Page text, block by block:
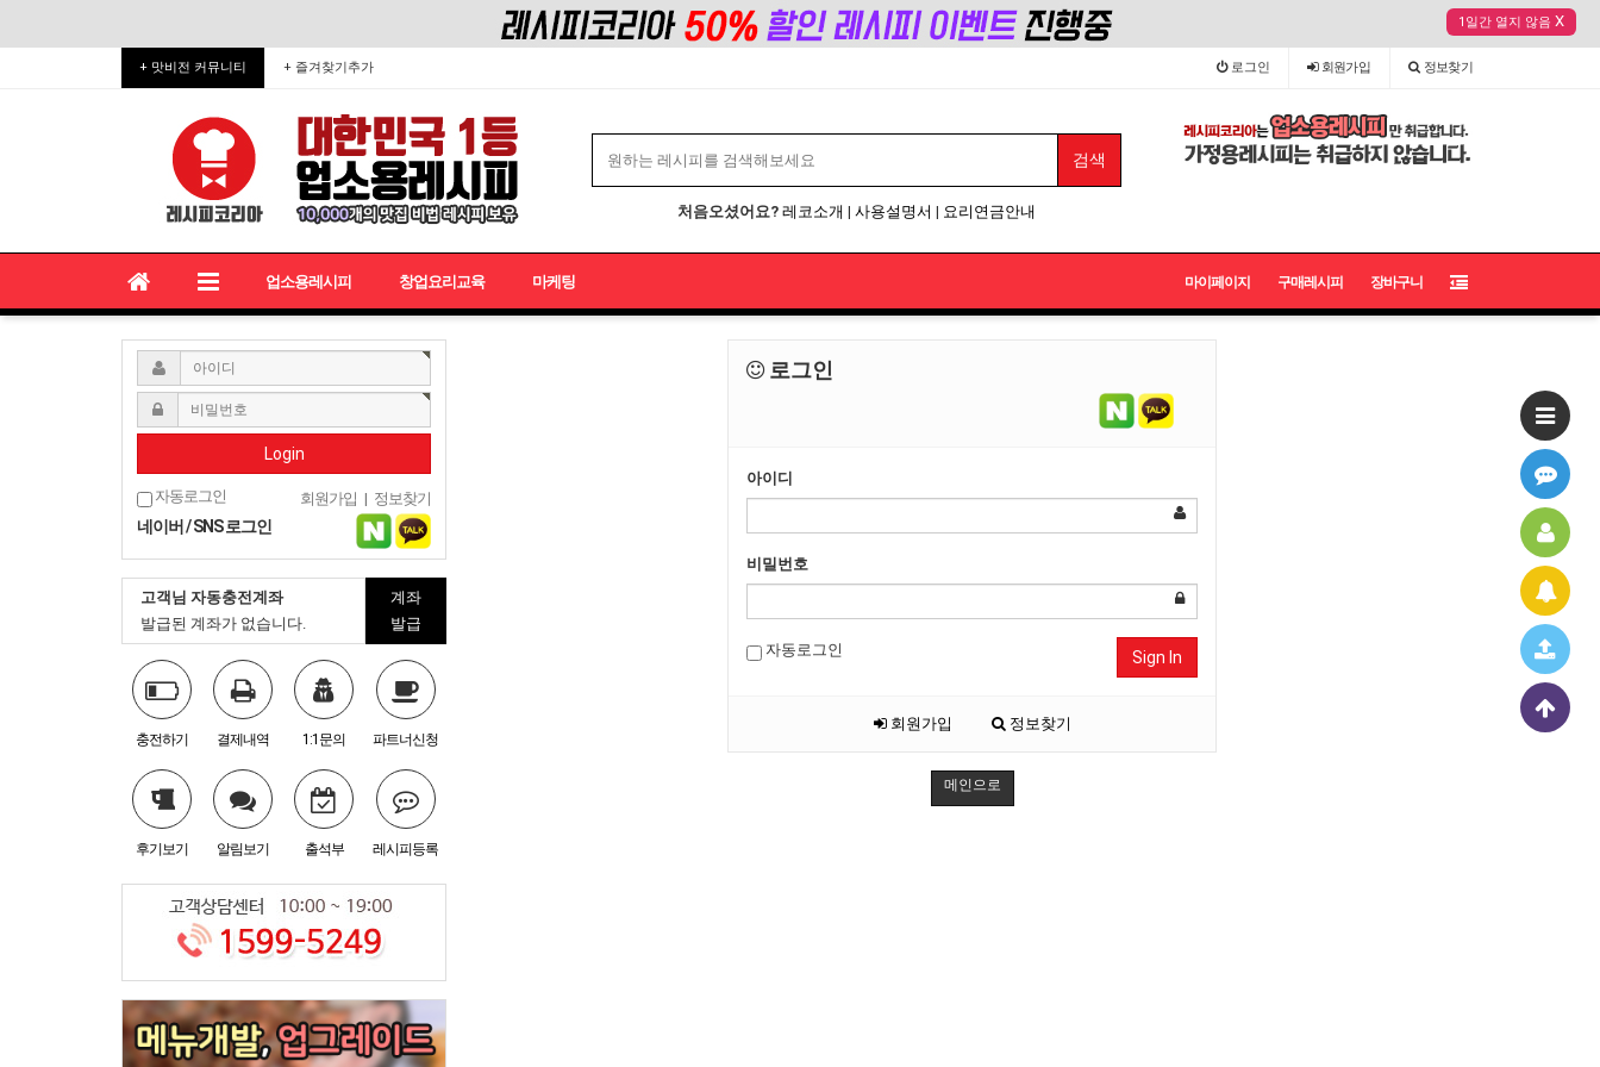
1일간 열지 않음 X
+ 맛비전 커뮤니티 + 즐겨찾기추가 로그인 회원가입 정보찾기
처음오셨어요? 레코소개 | 사용설명서 | 요리연금안내
마이페이지 구매레시피 장바구니
업소용레시피 창업요리교육 마케팅
Login
자동로그인 회원가입 | 정보찾기
네이버 / SNS 로그인
고객님 자동충전계좌
발급된 계좌가 없습니다.
계좌
발급
충전하기 결제내역 1:1문의 파트너신청
후기보기 알림보기 출석부 레시피등록
로그인
아이디
비밀번호
자동로그인 Sign In
회원가입 정보찾기
메인으로